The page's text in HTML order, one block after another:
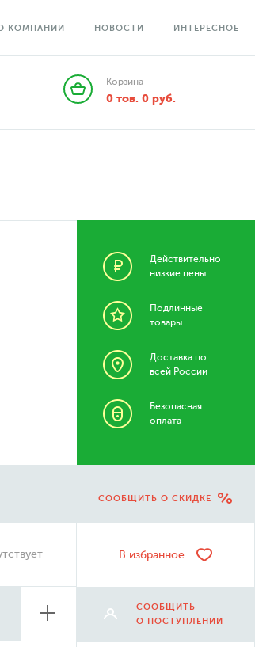
КОМПАНИИ НОВОСТИ ИНТЕРЕСНОЕ
Корзина
0 тов. 0руб.
Действительно
низкие цены
Подлинные
товары
Доставка по
всей России
Безопасная
оплата
СООБЩИТЬ О СКИДКЕ
В избранное
СООБЩИТЬ
О ПОСТУПЛЕНИИ